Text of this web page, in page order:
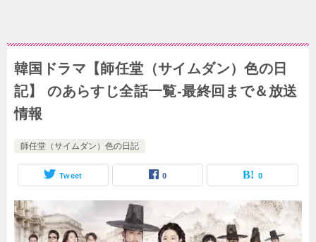
韓国ドラマ【師任堂（サイムダン）色の日
記】 のあらすじ全話一覧-最終回まで＆放送
情報
師任堂（サイムダン）色の日記
Tweet 0 0